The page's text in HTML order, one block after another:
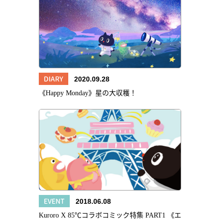
DIARY 2020.09.28
《Happy Monday》星の大収穫！
EVENT 2018.06.08
Kuroro X 85℃コラボコミック特集 PART1 《エ